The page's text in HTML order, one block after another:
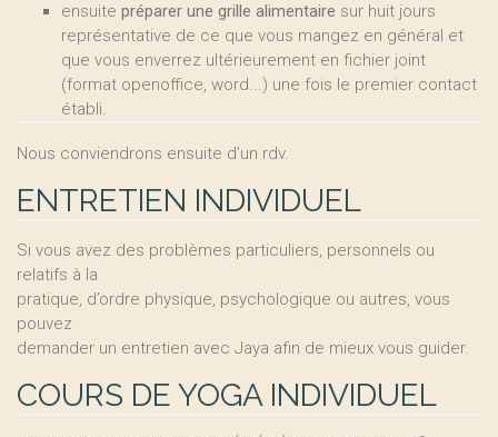
ensuite préparer une grille alimentaire sur huit jours
représentative de ce que vous mangez en général et
que vous enverrez ultérieurement en fichier joint
(format openoffice, word...) une fois le premier contact
établi.
Nous conviendrons ensuite d’un rdv.
ENTRETIEN INDIVIDUEL
Si vous avez des problèmes particuliers, personnels ou
relatifs à la
pratique, d’ordre physique, psychologique ou autres, vous
pouvez
demander un entretien avec Jaya afin de mieux vous guider.
COURS DE YOGA INDIVIDUEL